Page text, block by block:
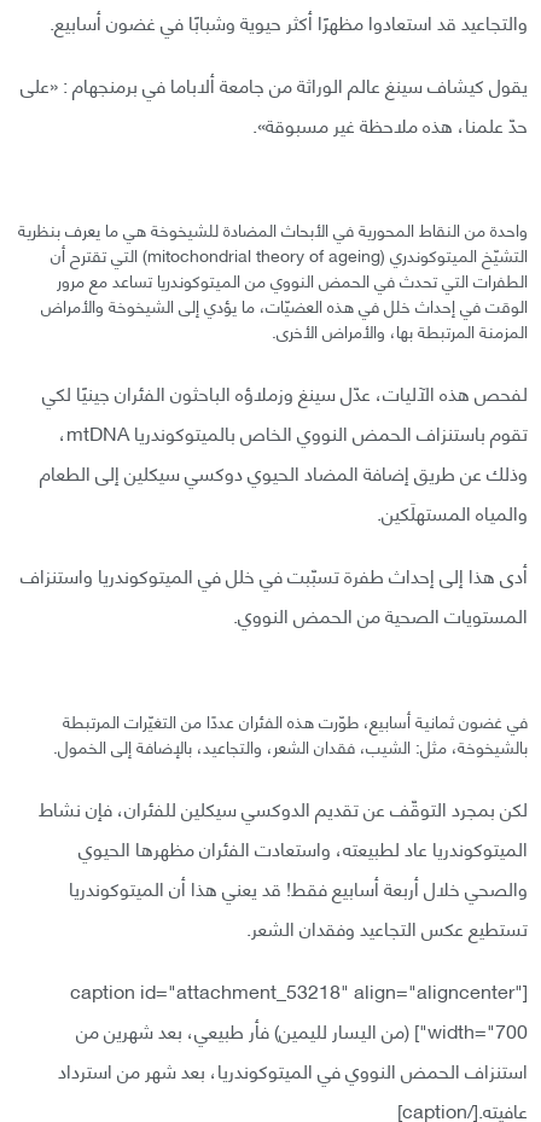
والتجاعيد قد استعادوا مظهرًا أكثر حيوية وشبابًا في غضون أسابيع.
يقول كيشاف سينغ عالم الوراثة من جامعة ألاباما في برمنجهام : «على
حدّ علمنا، هذه ملاحظة غير مسبوقة».
واحدة من النقاط المحورية في الأبحاث المضادة للشيخوخة هي ما يعرف بنظرية
التشيّخ الميتوكوندري (mitochondrial theory of ageing) التي تقترح أن
الطفرات التي تحدث في الحمض النووي من الميتوكوندريا تساعد مع مرور
الوقت في إحداث خلل في هذه العضيّات، ما يؤدي إلى الشيخوخة والأمراض
المزمنة المرتبطة بها، والأمراض الأخرى.
لفحص هذه الآليات، عدّل سينغ وزملاؤه الباحثون الفئران جينيًا لكي
تقوم باستنزاف الحمض النووي الخاص بالميتوكوندريا mtDNA،
وذلك عن طريق إضافة المضاد الحيوي دوكسي سيكلين إلى الطعام
والمياه المستهلَكين.
أدى هذا إلى إحداث طفرة تسبّبت في خلل في الميتوكوندريا واستنزاف
المستويات الصحية من الحمض النووي.
في غضون ثمانية أسابيع، طوّرت هذه الفئران عددًا من التغيّرات المرتبطة
بالشيخوخة، مثل: الشيب، فقدان الشعر، والتجاعيد، بالإضافة إلى الخمول.
لكن بمجرد التوقّف عن تقديم الدوكسي سيكلين للفئران، فإن نشاط
الميتوكوندريا عاد لطبيعته، واستعادت الفئران مظهرها الحيوي
والصحي خلال أربعة أسابيع فقط! قد يعني هذا أن الميتوكوندريا
تستطيع عكس التجاعيد وفقدان الشعر.
[caption id="attachment_53218" align="aligncenter"
width="700"] (من اليسار لليمين) فأر طبيعي، بعد شهرين من
استنزاف الحمض النووي في الميتوكوندريا، بعد شهر من استرداد
عافيته.[/caption]